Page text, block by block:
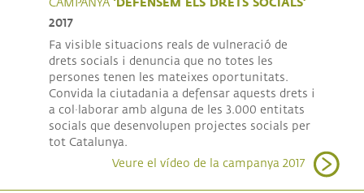
CAMPANYA
2017
Fa visible situacions reals de vulneració de
drets socials i denuncia que no totes les
persones tenen les mateixes oportunitats.
Convida la ciutadania a defensar aquests drets i
a col·laborar amb alguna de les 3.000 entitats
socials que desenvolupen projectes socials per
tot Catalunya.
Veure el vídeo de la campanya 2017